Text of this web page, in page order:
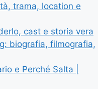
trama, location e
cast e storia vera
biografia, filmografia,
e Perché Salta |